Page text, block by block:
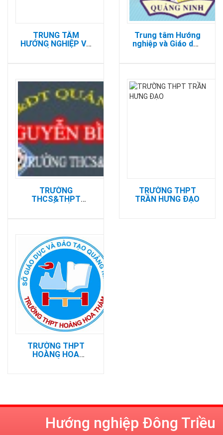
TRUNG TÂM
HƯỚNG NGHIỆP VÀ
Trung tâm Hướng
nghiệp và Giáo dục
TRƯỜNG
THCS&THPT
TRƯỜNG THPT
TRẦN HƯNG ĐẠO
TRƯỜNG THPT
HOÀNG HOA
Hướng nghiệp Đông Triều